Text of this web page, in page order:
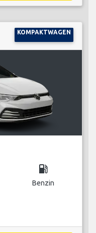
KOMPAKTWAGEN
local_gas_station
Benzin